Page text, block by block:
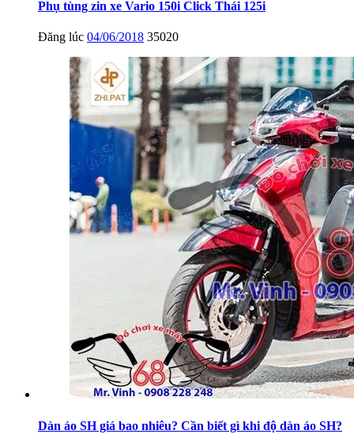
Phụ tùng zin xe Vario 150i Click Thái 125i
Đăng lúc 04/06/2018 35020
Dàn áo SH giá bao nhiêu? Cần biết gì khi độ dàn áo SH?